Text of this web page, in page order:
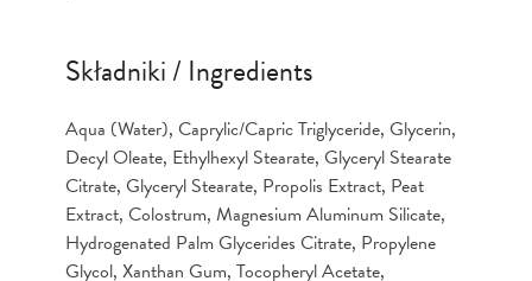
Składniki / Ingredients
Aqua (Water), Caprylic/Capric Triglyceride, Glycerin,
Decyl Oleate, Ethylhexyl Stearate, Glyceryl Stearate
Citrate, Glyceryl Stearate, Propolis Extract, Peat
Extract, Colostrum, Magnesium Aluminum Silicate,
Hydrogenated Palm Glycerides Citrate, Propylene
Glycol, Xanthan Gum, Tocopheryl Acetate,